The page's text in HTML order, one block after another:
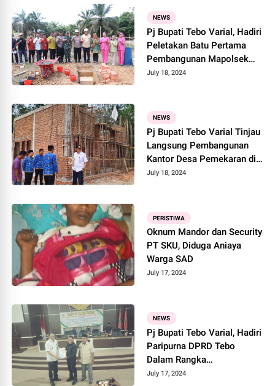
NEWS
Pj Bupati Tebo Varial, Hadiri
Peletakan Batu Pertama
Pembangunan Mapolsek
Serai Serumpun
July 18, 2024
NEWS
Pj Bupati Tebo Varial Tinjau
Langsung Pembangunan
Kantor Desa Pemekaran di
Rimbo Bujang
July 18, 2024
PERISTIWA
Oknum Mandor dan Security
PT SKU, Diduga Aniaya
Warga SAD
July 17, 2024
NEWS
Pj Bupati Tebo Varial, Hadiri
Paripurna DPRD Tebo
Dalam Rangka
Penyampaian Nota
July 17, 2024